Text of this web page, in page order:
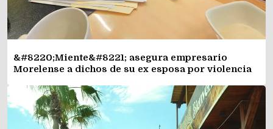
&#8220;Miente&#8221; asegura empresario
Morelense a dichos de su ex esposa por violencia